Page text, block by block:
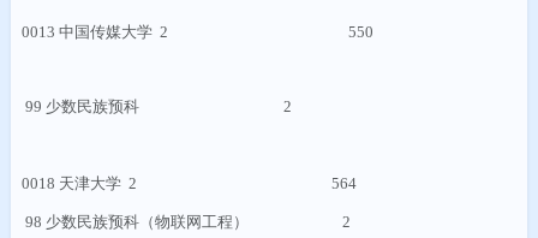
0013 中国传媒大学 2 550
99 少数民族预科 2
0018 天津大学 2 564
98 少数民族预科（物联网工程） 2